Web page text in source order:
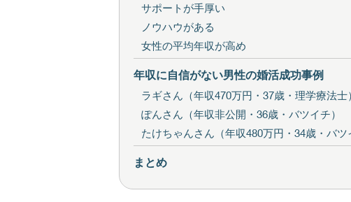
サポートが手厚い
ノウハウがある
女性の平均年収が高め
年収に自信がない男性の婚活成功事例
ラギさん（年収470万円・37歳・理学療法士
ぽんさん（年収非公開・36歳・バツイチ）
たけちゃんさん（年収480万円・34歳・バツ
まとめ